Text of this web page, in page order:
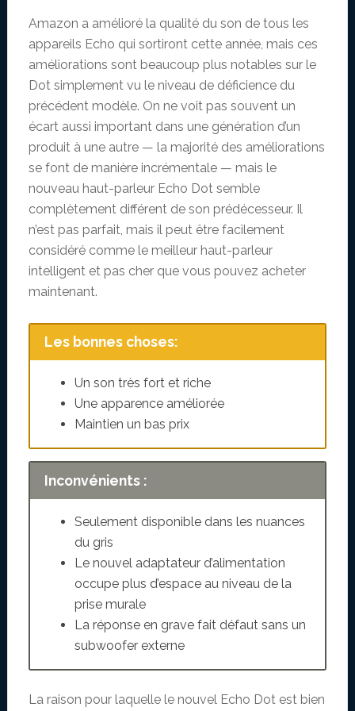
Amazon a amélioré la qualité du son de tous les
appareils Echo qui sortiront cette année, mais ces
améliorations sont beaucoup plus notables sur le
Dot simplement vu le niveau de déficience du
précédent modèle. On ne voit pas souvent un
écart aussi important dans une génération d’un
produit à une autre — la majorité des améliorations
se font de manière incrémentale — mais le
nouveau haut-parleur Echo Dot semble
complètement différent de son prédécesseur. Il
n’est pas parfait, mais il peut être facilement
considéré comme le meilleur haut-parleur
intelligent et pas cher que vous pouvez acheter
maintenant.
Les bonnes choses:
Un son très fort et riche
Une apparence améliorée
Maintien un bas prix
Inconvénients :
Seulement disponible dans les nuances
du gris
Le nouvel adaptateur d’alimentation
occupe plus d’espace au niveau de la
prise murale
La réponse en grave fait défaut sans un
subwoofer externe
La raison pour laquelle le nouvel Echo Dot est bien